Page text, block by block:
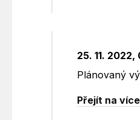
25. 11.
Plánovaný
Přejít na